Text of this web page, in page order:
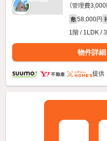
（管理費3,000
敷 58,000円
1階 / 1LDK /
物件詳
提供